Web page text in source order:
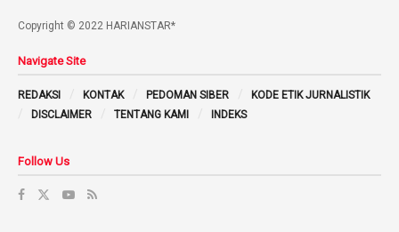
Copyright © 2022 HARIANSTAR*
Navigate Site
REDAKSI KONTAK PEDOMAN SIBER
KODE ETIK JURNALISTIK
DISCLAIMER
TENTANG KAMI INDEKS
Follow Us